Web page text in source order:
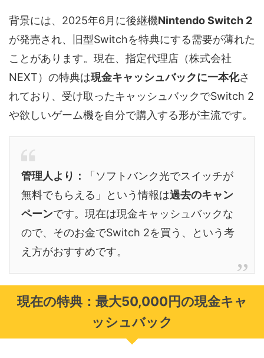
背景には、2025年6月に後継機Nintendo Switch 2
が発売され、旧型Switchを特典にする需要が薄れた
ことがあります。現在、指定代理店（株式会社
NEXT）の特典は現金キャッシュバックに一本化さ
れており、受け取ったキャッシュバックでSwitch 2
や欲しいゲーム機を自分で購入する形が主流です。
管理人より：
「ソフトバンク光でスイッチが
無料でもらえる」という情報は過去のキャン
ペーンです。現在は現金キャッシュバックな
ので、そのお金でSwitch 2を買う、という考
え方がおすすめです。
現在の特典：最大50,000円の現金キャ
ッシュバック